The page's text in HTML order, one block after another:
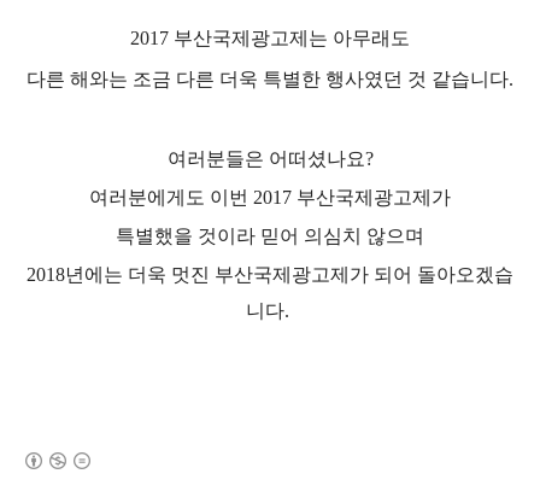
2017 부산국제광고제는 아무래도
다른 해와는 조금 다른 더욱 특별한 행사였던 것 같습니다.
여러분들은 어떠셨나요?
여러분에게도 이번 2017 부산국제광고제가
특별했을 것이라 믿어 의심치 않으며
2018년에는 더욱 멋진 부산국제광고제가 되어 돌아오겠습
니다.